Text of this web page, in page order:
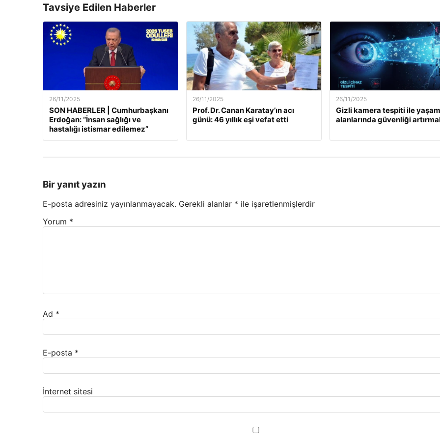
Tavsiye Edilen Haberler
26/11/2025
SON HABERLER | Cumhurbaşkanı
Erdoğan: “İnsan sağlığı ve
hastalığı istismar edilemez”
26/11/2025
Prof. Dr. Canan Karatay’ın acı
günü: 46 yıllık eşi vefat etti
26/11/2025
Gizli kamera tespiti ile yaşam
alanlarında güvenliği
Bir yanıt yazın
E-posta adresiniz yayınlanmayacak. Gerekli alanlar * ile işaretlenmişlerdir
Yorum *
Ad *
E-posta *
İnternet sitesi